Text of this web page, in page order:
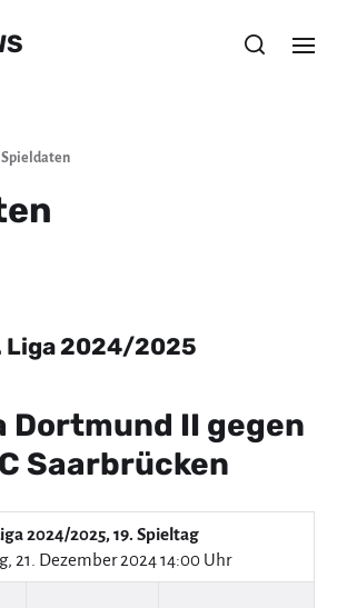
Spieldaten
Liga 2024/2025
Dortmund II gegen
Saarbrücken
2024/2025, 19. Spieltag
21. Dezember 2024 14:00 Uhr